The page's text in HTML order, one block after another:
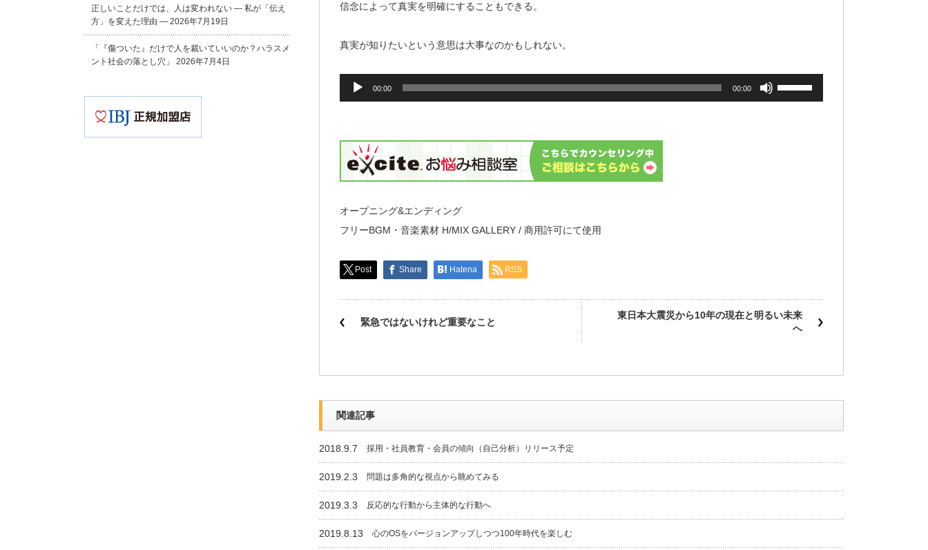
信念によって真実を明確にすることもできる。
真実が知りたいという意思は大事なのかもしれない。
声
レ
ー
ヤ
00:00 00:00
ボ
リ
印
を
て
さ
オープニング&エンディング
フリーBGM・音楽素材 H/MIX GALLERY / 商用許可にて使用
Post Share Hatena RSS
緊急ではないけれど重要なこと
東日本大震災から10年の現在と明るい未来
へ
関連記事
2018.9.7 採用・社員教育・会員の傾向（自己分析）リリース予定
2019.2.3 問題は多角的な視点から眺めてみる
2019.3.3 反応的な行動から主体的な行動へ
2019.8.13 心のOSをバージョンアップしつつ100年時代を楽しむ
正しいことだけでは、人は変われない ― 私が「伝え
方」を変えた理由 ― 2026年7月19日
「『傷ついた』だけで人を裁いていいのか？ハラスメ
ント社会の落とし穴」
2026年7月4日